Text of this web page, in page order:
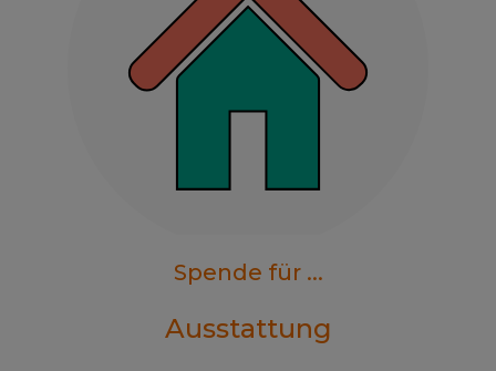
Spende für ...
Ausstattung